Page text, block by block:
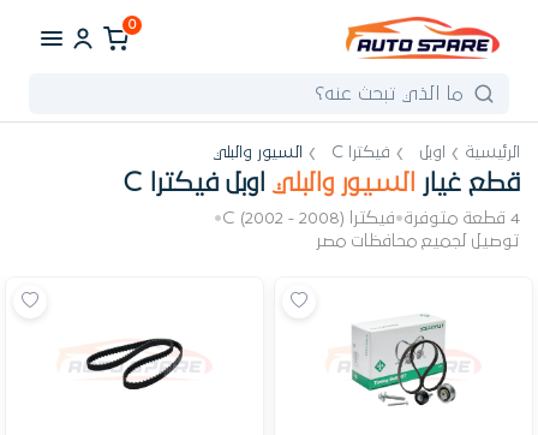
0
الرئيسية اوبل فيكترا C السيور والبلي
قطع غيار السيور والبلي اوبل فيكترا C
4 قطعة متوفرة •فيكترا C (2002 - 2008)
•
توصيل لجميع محافظات مصر